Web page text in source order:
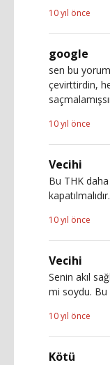
10 yıl önce
google
sen bu
çevirttirdin,
10 yıl önce
Vecihi
Bu THK daha
kapatılmalıdır.
10 yıl önce
Vecihi
Senin akıl
mi soydu. Bu
10 yıl önce
Kötü